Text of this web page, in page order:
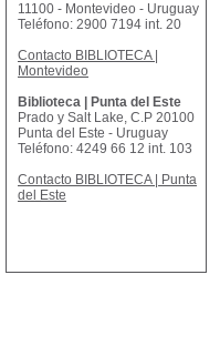
11100 - Montevideo - Uruguay
Teléfono: 2900 7194 int. 20
Contacto BIBLIOTECA |
Montevideo
Biblioteca | Punta del Este
Prado y Salt Lake, C.P 20100
Punta del Este - Uruguay
Teléfono: 4249 66 12 int. 103
Contacto BIBLIOTECA | Punta
del Este